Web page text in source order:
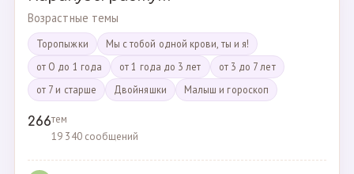
Возрастные темы
Торопыжки
Мы с тобой одной крови, ты и я!
от О до 1 года
от 1 года до 3 лет
от 3 до 7 лет
от 7 и старше
Двойняшки Малыш и гороскоп
266тем
19 340 сообщений